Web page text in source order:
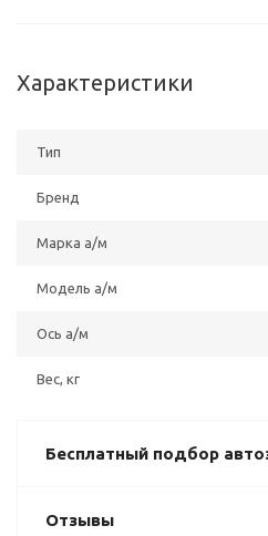
Характеристики
Тип
Бренд
Марка а/м
Модель а/м
Ось а/м
Вес, кг
Бесплатный подбор
Отзывы